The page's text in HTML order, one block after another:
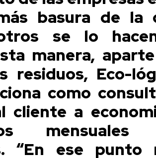
basura de la
se lo
manera,
residuos, Eco-
como
cliente a
mensuales
“En ese punto